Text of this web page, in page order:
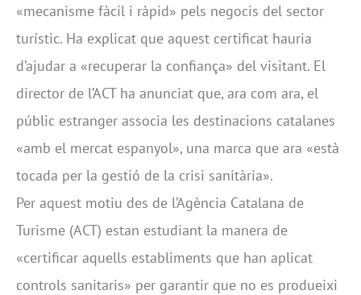
«mecanisme fàcil i ràpid» pels negocis del sector
turístic. Ha explicat que aquest certificat hauria
d’ajudar a «recuperar la confiança» del visitant. El
director de l’ACT ha anunciat que, ara com ara, el
públic estranger associa les destinacions catalanes
«amb el mercat espanyol», una marca que ara «està
tocada per la gestió de la crisi sanitària».
Per aquest motiu des de l’Agència Catalana de
Turisme (ACT) estan estudiant la manera de
«certificar aquells establiments que han aplicat
controls sanitaris» per garantir que no es produeixi